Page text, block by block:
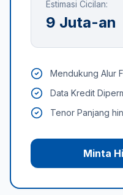
Estimasi Cicilan:
9 Juta-an
Mendukung Alur
Data Kredit
Tenor Panjang
Minta